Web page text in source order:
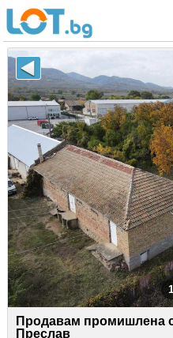
Продавам промишлена
Преслав